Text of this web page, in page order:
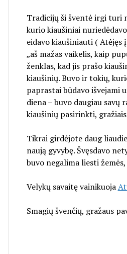
Tradicijų ši šventė irgi turi
kurio kiaušiniai
eidavo kiaušiniauti ( Atėjęs
„aš mažas vaikelis, kaip
ženklas, kad jis prašo
kiaušinių. Buvo ir tokių,
paprastai būdavo išvejami
diena – buvo daugiau
kiaušinių pasirinkti,
Tikrai girdėjote daug
naują gyvybę. Švęsdavo
buvo negalima liesti
Velykų savaitę vainikuoja
Smagių švenčių, gražaus